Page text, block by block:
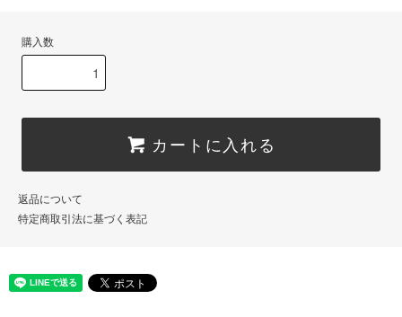
購入数
カートに入れる
返品について
特定商取引法に基づく表記